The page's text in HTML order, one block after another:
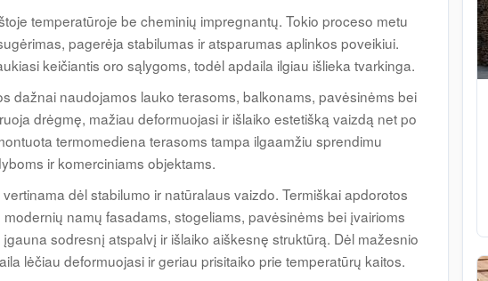
temperatūroje be cheminių impregnantų. Tokio proceso metu
pagerėja stabilumas ir atsparumas aplinkos poveikiui.
keičiantis oro sąlygoms, todėl apdaila ilgiau išlieka tvarkinga.
dažnai naudojamos lauko terasoms, balkonams, pavėsinėms bei
drėgmę, mažiau deformuojasi ir išlaiko estetišką vaizdą net po
termomediena terasoms tampa ilgaamžiu sprendimu
ir komerciniams objektams.
dėl stabilumo ir natūralaus vaizdo. Termiškai apdorotos
namų fasadams, stogeliams, pavėsinėms bei įvairioms
sodresnį atspalvį ir išlaiko aiškesnę struktūrą. Dėl mažesnio
lėčiau deformuojasi ir geriau prisitaiko prie temperatūrų kaitos.